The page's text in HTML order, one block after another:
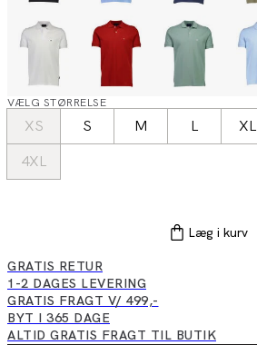
VÆLG STØRRELSE
XS S M L XL
4XL
Læg i kurv
GRATIS RETUR
1-2 DAGES LEVERING
GRATIS FRAGT V/ 499,-
BYT I 365 DAGE
ALTID GRATIS FRAGT TIL BUTIK